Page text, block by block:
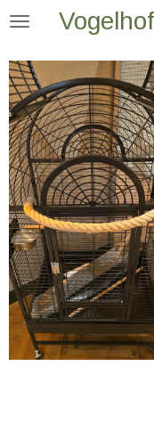
Ga
naar
de
hoofdinhoud